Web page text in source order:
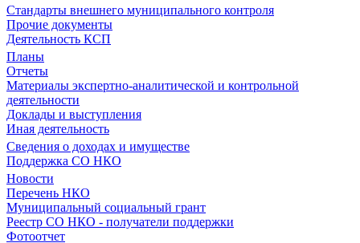
Стандарты внешнего муниципального контроля
Прочие документы
Деятельность КСП
Планы
Отчеты
Материалы экспертно-аналитической и контрольной
деятельности
Доклады и выступления
Иная деятельность
Сведения о доходах и имуществе
Поддержка СО НКО
Новости
Перечень НКО
Муниципальный социальный грант
Реестр СО НКО - получатели поддержки
Фотоотчет